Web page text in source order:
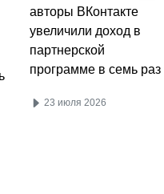
авторы ВКонтакте
увеличили доход в
партнерской
программе в семь раз
23 июля 2026